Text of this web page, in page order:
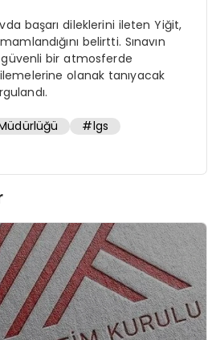
başarı dileklerini ileten Yiğit,
belirtti. Sınavın
bir atmosferde
olanak tanıyacak
#lgs